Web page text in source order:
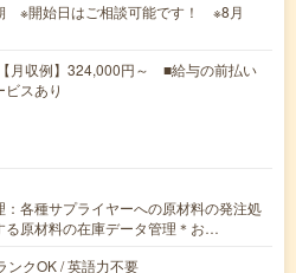
※開始日はご相談可能です！ ※8月
月収例】324,000円～ ■給与の前払い
スあり
各種サプライヤーへの原材料の発注処
る原材料の在庫データ管理＊お…
ンクOK / 英語力不要